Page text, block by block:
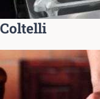
Coltelli